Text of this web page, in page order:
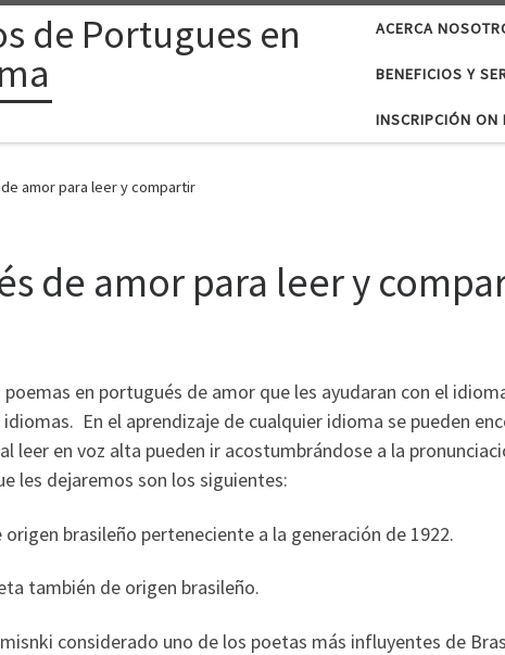
de Portugues en
ACERCA
BENEFICIOS Y
INSCRIPCIÓN ON
amor para leer y compartir
de amor para leer y
en portugués de amor que les ayudaran con el
En el aprendizaje de cualquier idioma se pueden
leer en voz alta pueden ir acostumbrándose a la
les dejaremos son los siguientes:
brasileño perteneciente a la generación de 1922.
también de origen brasileño.
considerado uno de los poetas más influyentes de